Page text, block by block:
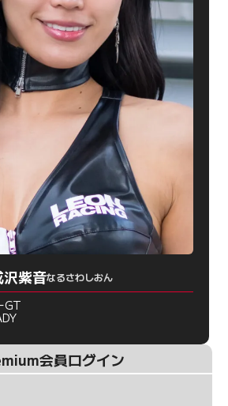
沢紫音なるさわしおん
GT
会員ログイン